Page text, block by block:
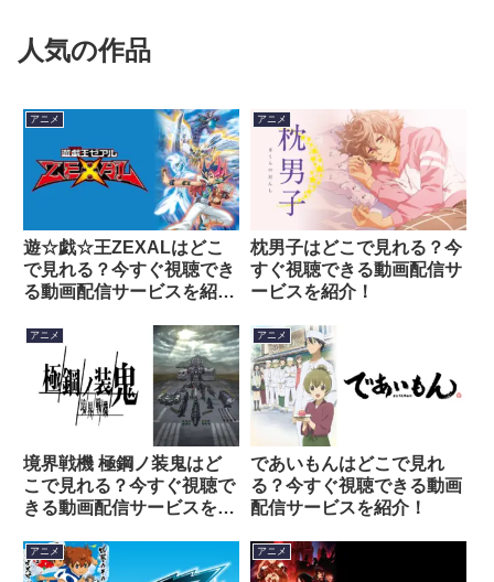
人気の作品
アニメ
遊☆戯☆王ZEXALはどこ
で見れる？今すぐ視聴でき
る動画配信サービスを紹
アニメ
枕男子はどこで見れる？今
すぐ視聴できる動画配信サ
ービスを紹介！
アニメ
境界戦機 極鋼ノ装鬼はど
こで見れる？今すぐ視聴で
きる動画配信サービスを紹
アニメ
であいもんはどこで見れ
る？今すぐ視聴できる動画
配信サービスを紹介！
アニメ アニメ